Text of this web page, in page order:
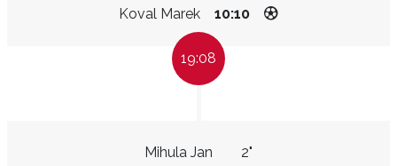
Koval Marek 10:10
19:08
Mihula Jan 2"